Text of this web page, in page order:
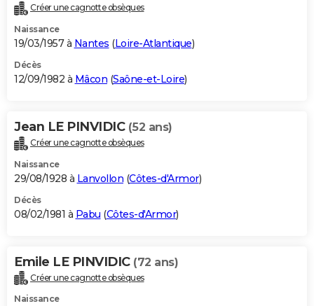
Créer une cagnotte obsèques
Naissance
19/03/1957 à Nantes (Loire-Atlantique)
Décès
12/09/1982 à Mâcon (Saône-et-Loire)
Jean LE PINVIDIC (52 ans)
Créer une cagnotte obsèques
Naissance
29/08/1928 à Lanvollon (Côtes-d'Armor)
Décès
08/02/1981 à Pabu (Côtes-d'Armor)
Emile LE PINVIDIC (72 ans)
Créer une cagnotte obsèques
Naissance